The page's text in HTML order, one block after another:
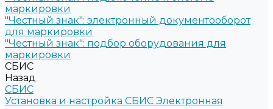
маркировки
"Честный знак": электронный документооборот
для маркировки
"Честный знак": подбор оборудования для
маркировки
СБИС
Назад
СБИС
Установка и настройка СБИС Электронная